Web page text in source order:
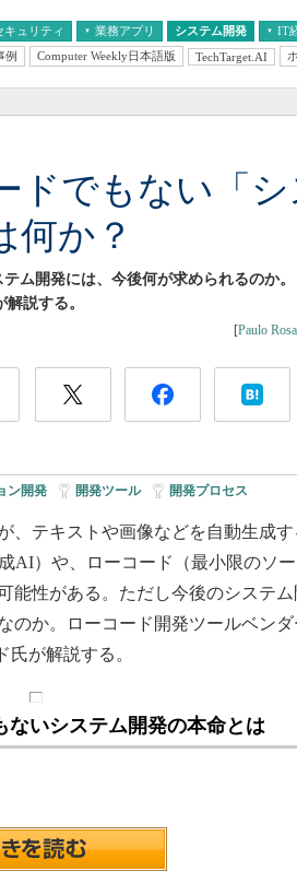
キュリティ 業務アプリ システム開発 IT
経営とIT 医療IT
例 Computer Weekly日本語版 TechTarget.AI
ドでもない「シ
何か？
ム開発には、今後何が求められるのか
説する。
[Paulo
ン開発 開発ツール| 開発プロセス
テキストや画像などを自動生成
AI）や、ローコード（最小限のソ
能性がある。ただし今後のシステ
のか。ローコード開発ツールベンダ
氏が解説する。
ないシステム開発の本命とは